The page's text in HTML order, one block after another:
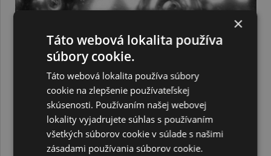
×
Táto webová lokalita používa
súbory cookie.
Táto webová lokalita používa súbory
cookie na zlepšenie používateľskej
skúsenosti. Používaním našej webovej
lokality vyjadrujete súhlas s používaním
všetkých súborov cookie v súlade s našimi
zásadami používania súborov cookie.